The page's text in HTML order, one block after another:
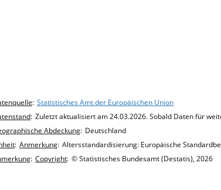
details
: Statistisches Amt der Europäischen Union
: Zuletzt aktualisiert am 24.03.2026. Sobald Daten für
Abdeckung: Deutschland
: Anmerkung: Altersstandardisierung: Europäische
: Copyright: © Statistisches Bundesamt (Destatis), 2026